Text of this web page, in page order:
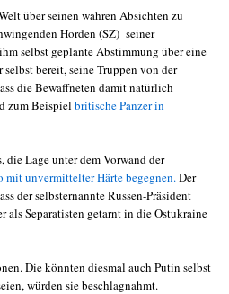
über seinen wahren Absichten zu
Horden (SZ) seiner
selbst geplante Abstimmung über eine
bereit, seine Truppen von der
die Bewaffneten damit natürlich
zum Beispiel britische Panzer in
die Lage unter dem Vorwand der
mit unvermittelter Härte begegnen. Der
der selbsternannte Russen-Präsident
als Separatisten getarnt in die Ostukraine
Die könnten diesmal auch Putin selbst
würden sie beschlagnahmt.